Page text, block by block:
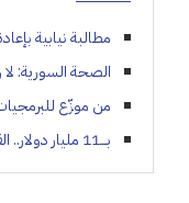
مطالبة نيابية
الصحة السورية: لا
من موزّع للبرمجيات إلى 97 مليار دولار.. قصة صعود
بـــ11 مليار دولار.. القمصان سفيرة الهوية وعراقة تاريخية في مونديال 2026